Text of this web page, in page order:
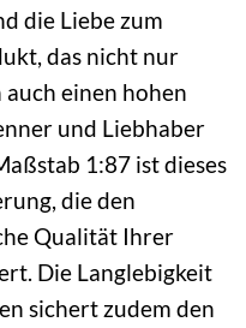
die Liebe zum
das nicht nur
einen hohen
und Liebhaber
1:87 ist dieses
die den
Qualität Ihrer
Die Langlebigkeit
sichert zudem den